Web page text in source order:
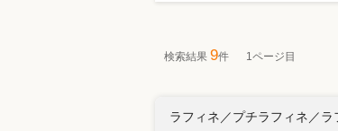
検索結果 9件 1ページ目
ラフィネ／プチラフィネ／ラ